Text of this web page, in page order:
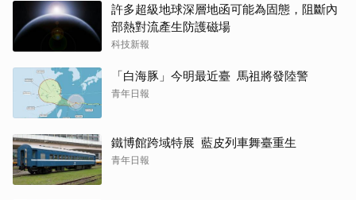
許多超級地球深層地函可能為固態，阻斷內
部熱對流產生防護磁場
科技新報
「白海豚」今明最近臺 馬祖將發陸警
青年日報
鐵博館跨域特展 藍皮列車舞臺重生
青年日報